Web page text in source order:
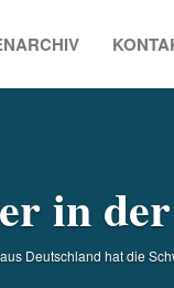
in
Deutschland hat die